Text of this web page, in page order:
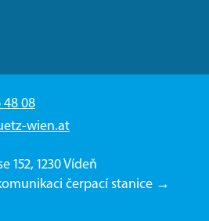
48 08
wien.at
152, 1230 Vídeň
čerpací stanice →